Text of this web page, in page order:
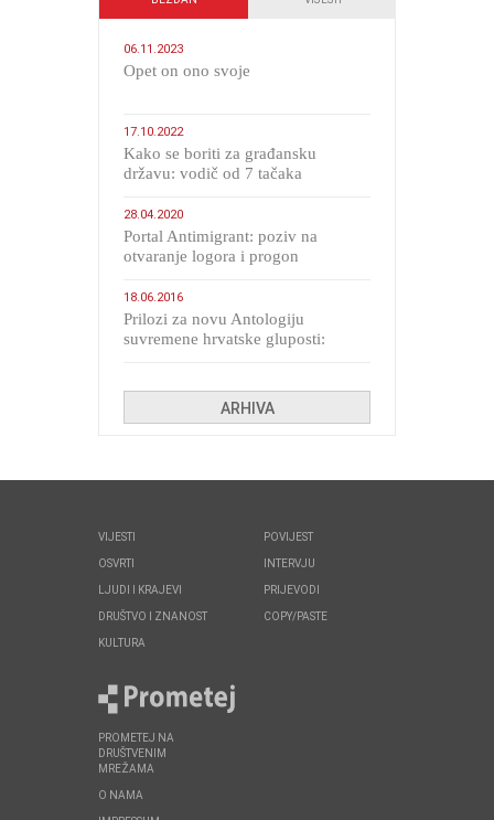
06.11.2023
​Opet on ono svoje
17.10.2022
Kako se boriti za građansku
državu: vodič od 7 tačaka
28.04.2020
Portal Antimigrant: poziv na
otvaranje logora i progon
18.06.2016
Prilozi za novu Antologiju
suvremene hrvatske gluposti:
ARHIVA
VIJESTI
OSVRTI
LJUDI I KRAJEVI
DRUŠTVO I ZNANOST
KULTURA
POVIJEST
INTERVJU
PRIJEVODI
COPY/PASTE
PROMETEJ NA
DRUŠTVENIM
MREŽAMA
O NAMA